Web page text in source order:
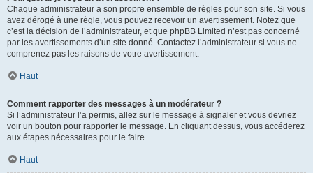
Chaque administrateur a son propre ensemble de règles pour son site. Si vous
avez dérogé à une règle, vous pouvez recevoir un avertissement. Notez que
c’est la décision de l’administrateur, et que phpBB Limited n’est pas concerné
par les avertissements d’un site donné. Contactez l’administrateur si vous ne
comprenez pas les raisons de votre avertissement.
Haut
Comment rapporter des messages à un modérateur ?
Si l’administrateur l’a permis, allez sur le message à signaler et vous devriez
voir un bouton pour rapporter le message. En cliquant dessus, vous accéderez
aux étapes nécessaires pour le faire.
Haut